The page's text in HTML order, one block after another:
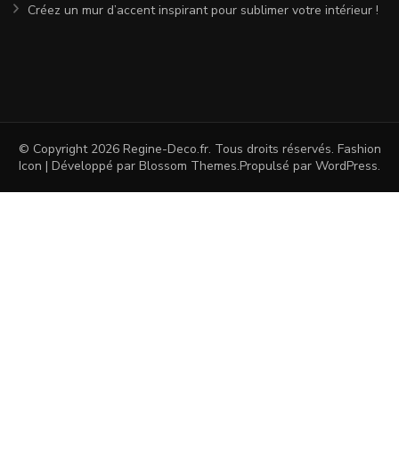
Créez un mur d’accent inspirant pour sublimer votre intérieur !
© Copyright 2026 Regine-Deco.fr. Tous droits réservés. Fashion
Icon | Développé par Blossom Themes.Propulsé par WordPress.